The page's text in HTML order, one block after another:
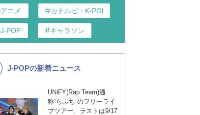
アニメ カナルビ・K-POP和訳
J-POP キャラソン
K-POP バンド
洋楽
VTuber ディズニー
J-POPの新着ニュース
UNiFY(Rap Team)通
称“らぷち”のフリーライ
ブツアー、ラストは9/17